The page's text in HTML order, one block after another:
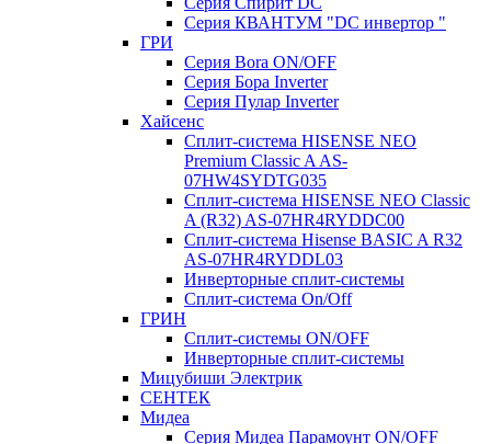
Серия КВАНТУМ "DC инвертор "
ГРИ
Серия Bora ON/OFF
Серия Бора Inverter
Серия Пулар Inverter
Хайсенс
Сплит-система HISENSE NEO
Premium Classic A AS-
07HW4SYDTG035
Сплит-система HISENSE NEO Classic
A (R32) AS-07HR4RYDDC00
Сплит-система Hisense BASIC A R32
AS-07HR4RYDDL03
Инверторные сплит-системы
Сплит-система On/Off
ГРИН
Сплит-системы ON/OFF
Инверторные сплит-системы
Мицубиши Электрик
СЕНТЕК
Мидеа
Серия Мидеа Парамоунт ON/OFF